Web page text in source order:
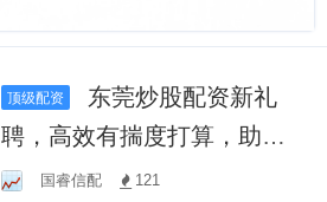
顶级配资
聘，高效有揣度打算，助您
股市投资更进一竿
国睿信配 121